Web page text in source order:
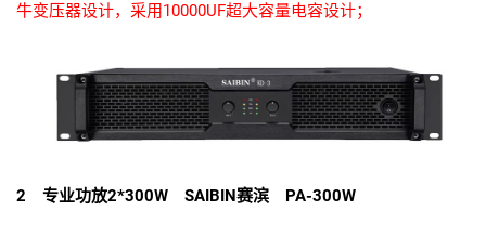
牛变压器设计，采用10000UF超大容量电容设计；
2 专业功放2*300W SAIBIN赛滨 PA-300W